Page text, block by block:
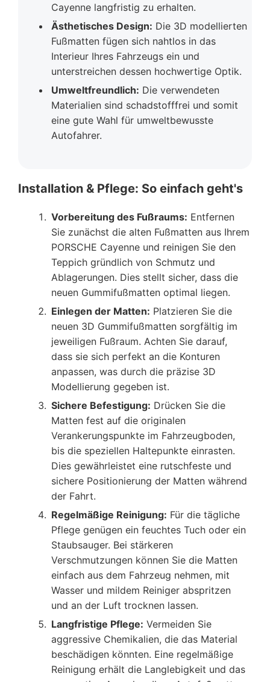
Cayenne langfristig zu erhalten.
Ästhetisches Design: Die 3D modellierten
Fußmatten fügen sich nahtlos in das
Interieur Ihres Fahrzeugs ein und
unterstreichen dessen hochwertige Optik.
Umweltfreundlich: Die verwendeten
Materialien sind schadstofffrei und somit
eine gute Wahl für umweltbewusste
Autofahrer.
Installation & Pflege: So einfach geht's
Vorbereitung des Fußraums: Entfernen
Sie zunächst die alten Fußmatten aus Ihrem
PORSCHE Cayenne und reinigen Sie den
Teppich gründlich von Schmutz und
Ablagerungen. Dies stellt sicher, dass die
neuen Gummifußmatten optimal liegen.
Einlegen der Matten: Platzieren Sie die
neuen 3D Gummifußmatten sorgfältig im
jeweiligen Fußraum. Achten Sie darauf,
dass sie sich perfekt an die Konturen
anpassen, was durch die präzise 3D
Modellierung gegeben ist.
Sichere Befestigung: Drücken Sie die
Matten fest auf die originalen
Verankerungspunkte im Fahrzeugboden,
bis die speziellen Haltepunkte einrasten.
Dies gewährleistet eine rutschfeste und
sichere Positionierung der Matten während
der Fahrt.
Regelmäßige Reinigung: Für die tägliche
Pflege genügen ein feuchtes Tuch oder ein
Staubsauger. Bei stärkeren
Verschmutzungen können Sie die Matten
einfach aus dem Fahrzeug nehmen, mit
Wasser und mildem Reiniger abspritzen
und an der Luft trocknen lassen.
Langfristige Pflege: Vermeiden Sie
aggressive Chemikalien, die das Material
beschädigen könnten. Eine regelmäßige
Reinigung erhält die Langlebigkeit und das